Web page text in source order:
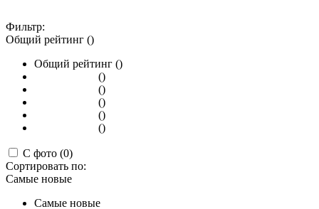
Фильтр:
Общий рейтинг ()
Общий рейтинг ()
()
()
()
()
()
С фото (0)
Сортировать по:
Самые новые
Самые новые